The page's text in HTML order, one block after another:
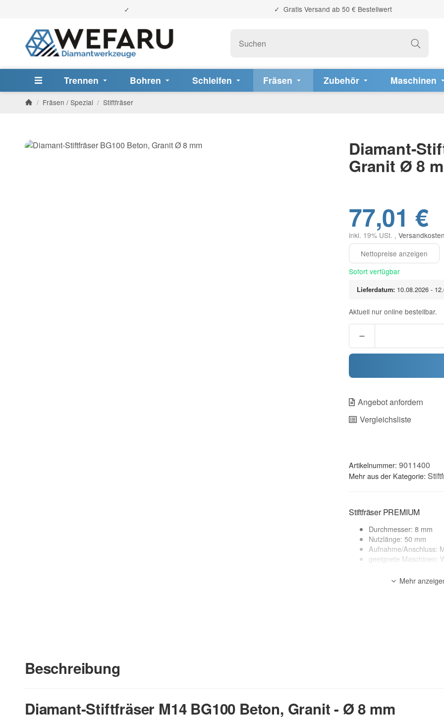
Gratis Versand ab 50 € Bestellwert
Trennen Bohren Schleifen Fräsen Zubehör Maschinen
/ Fräsen / Spezial / Stiftfräser
Diamant-
Granit Ø 8
77,01 €
inkl. 19% USt. ,
Sofort verfügbar
Lieferdatum: 10.08.2026 -
Aktuell nur online bestellbar.
Angebot anfordern
Vergleichsliste
Artikelnummer: 9011400
Mehr aus der Kategorie:
Stiftfräser PREMIUM
Durchmesser: 8 mm
Nutzlänge: 50 mm
Aufnahme/Anschluss:
geeignete Maschinen:
Anwendungsbereich:
Mehr
Beschreibung
Diamant-Stiftfräser M14 BG100 Beton, Granit - Ø 8 mm